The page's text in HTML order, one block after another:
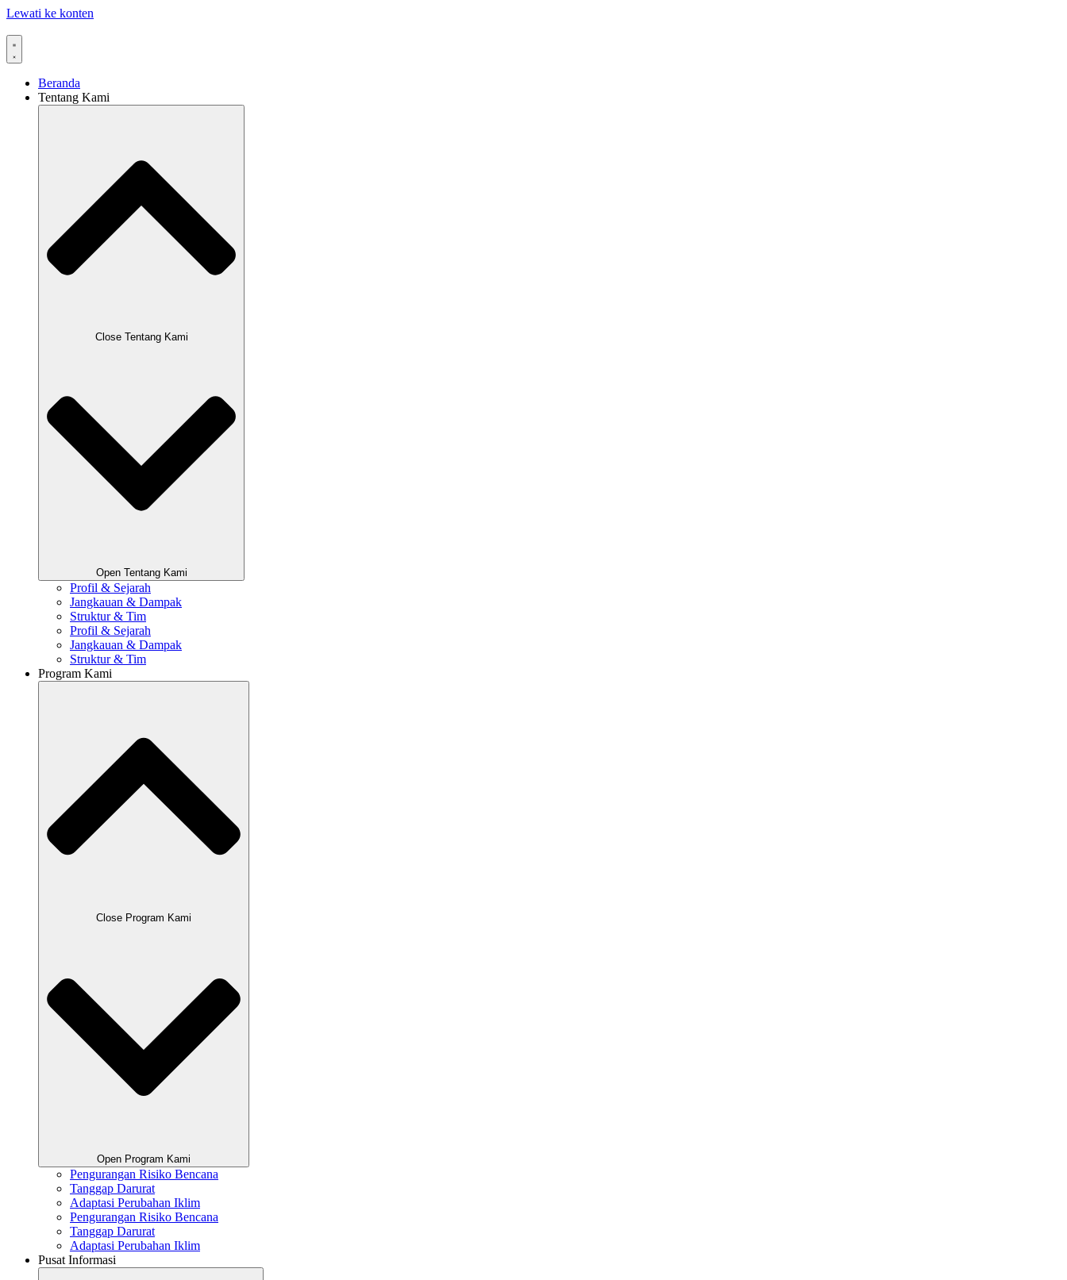
Lewati ke konten
Beranda
Tentang Kami
Close Tentang Kami
Open Tentang Kami
Profil & Sejarah
Jangkauan & Dampak
Struktur & Tim
Profil & Sejarah
Jangkauan & Dampak
Struktur & Tim
Program Kami
Close Program Kami
Open Program Kami
Pengurangan Risiko Bencana
Tanggap Darurat
Adaptasi Perubahan Iklim
Pengurangan Risiko Bencana
Tanggap Darurat
Adaptasi Perubahan Iklim
Pusat Informasi